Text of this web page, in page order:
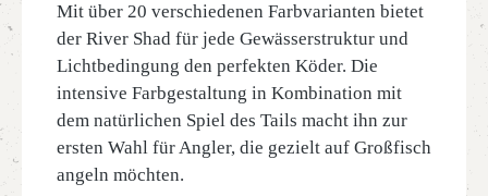
Mit über 20 verschiedenen Farbvarianten bietet
der River Shad für jede Gewässerstruktur und
Lichtbedingung den perfekten Köder. Die
intensive Farbgestaltung in Kombination mit
dem natürlichen Spiel des Tails macht ihn zur
ersten Wahl für Angler, die gezielt auf Großfisch
angeln möchten.